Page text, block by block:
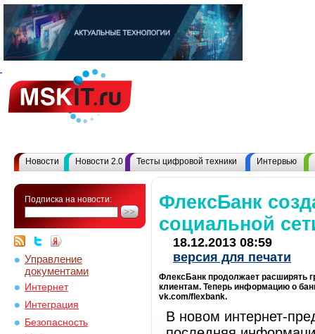
Новости Новости 2.0 Тесты цифровой техники Интервью
Подписка на новости:
Управление
документами
Интернет
Интеграция
Безопасность
ФлексБанк
социальной
18.12.2013 08:59
версия для печати
ФлексБанк продолжает расширять
клиентам. Теперь информацию о
vk.com/flexbank.
В новом интернет-